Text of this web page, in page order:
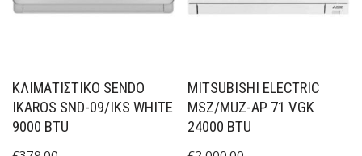
ΚΛΙΜΑΤΙΣΤΙΚΟ SENDO
IKAROS SND-09/IKS WHITE
9000 BTU
MITSUBISHI ELECTRIC
MSZ/MUZ-AP 71 VGK
24000 BTU